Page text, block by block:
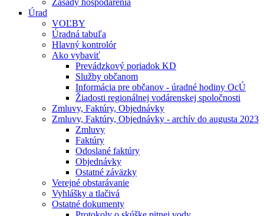
Zásady hospodárenia
Úrad
VOĽBY
Úradná tabuľa
Hlavný kontrolór
Ako vybaviť
Prevádzkový poriadok KD
Služby občanom
Informácia pre občanov - úradné hodiny OcÚ
Žiadosti regionálnej vodárenskej spoločnosti
Zmluvy, Faktúry, Objednávky
Zmluvy, Faktúry, Objednávky - archív do augusta 2023
Zmluvy
Faktúry
Odoslané faktúry
Objednávky
Ostatné záväzky
Verejné obstarávanie
Vyhlášky a tlačivá
Ostatné dokumenty